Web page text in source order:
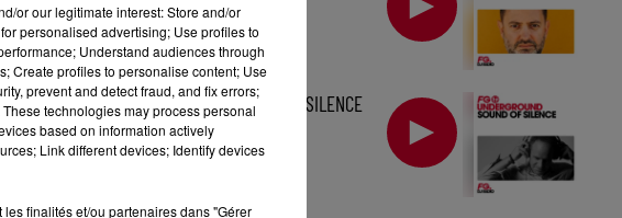
hhZx- MIX : SOUND OF SILENCE
or our legitimate interest: Store and/or
personalised advertising; Use profiles to
Understand audiences through
Create profiles to personalise content; Use
prevent and detect fraud, and fix errors;
technologies may process personal
based on information actively
Link different devices; Identify devices
finalités et/ou partenaires dans "Gérer